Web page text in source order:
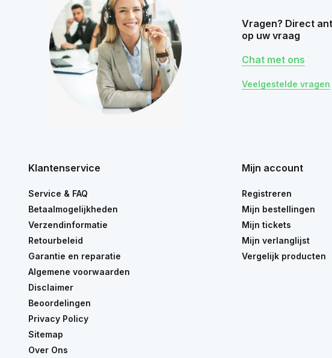
Vragen? Direct
op uw vraag
Chat met ons
Veelgestelde vragen
Klantenservice
Service & FAQ
Betaalmogelijkheden
Verzendinformatie
Retourbeleid
Garantie en reparatie
Algemene voorwaarden
Disclaimer
Beoordelingen
Privacy Policy
Sitemap
Over Ons
Mijn account
Registreren
Mijn bestellingen
Mijn tickets
Mijn verlanglijst
Vergelijk producten